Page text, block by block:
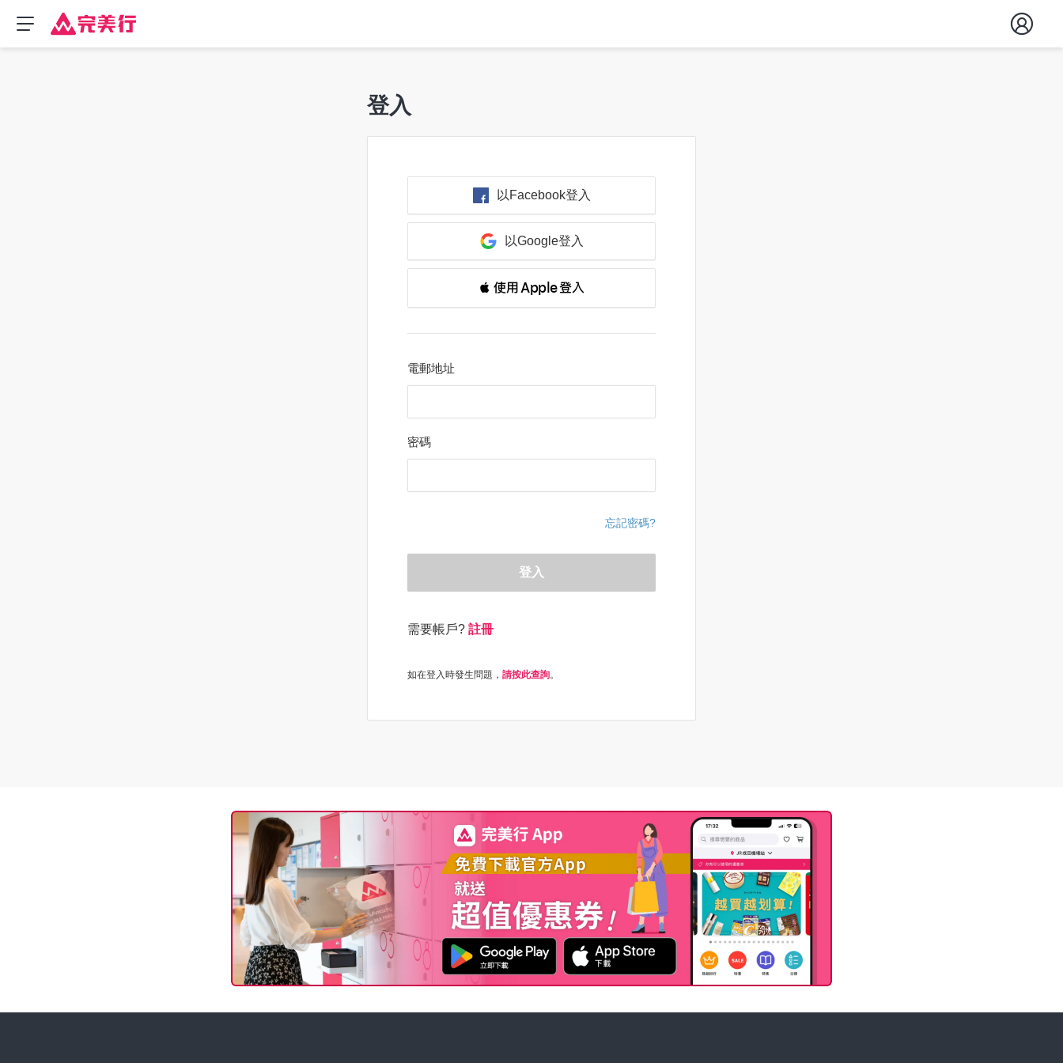
登入
以Facebook登入
以Google登入
 使用 Apple 登入
電郵地址
密碼
忘記密碼?
登入
需要帳戶? 註冊
如在登入時發生問題， 請按此查詢。